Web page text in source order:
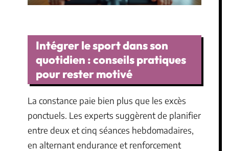
Intégrer le sport dans son
quotidien : conseils pratiques
pour rester motivé
La constance paie bien plus que les excès
ponctuels. Les experts suggèrent de planifier
entre deux et cinq séances hebdomadaires,
en alternant endurance et renforcement